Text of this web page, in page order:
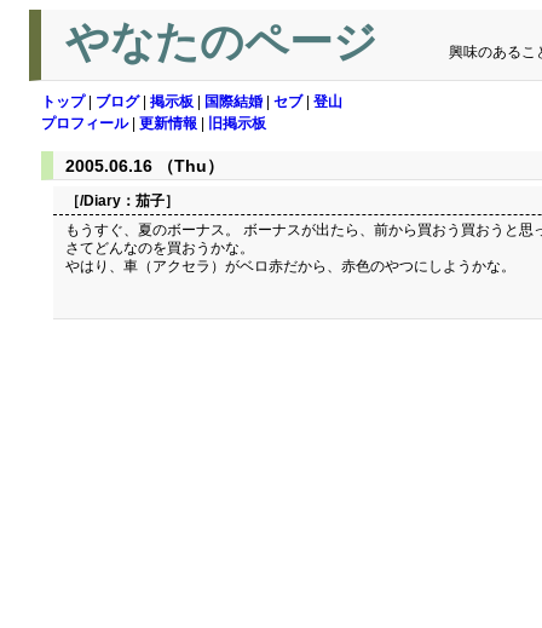
やなたのページ 興味のあるこ
トップ| ブログ| 掲示板 国際結婚 セブ| 登山
プロフィール| 更新情報 旧掲示板
2005.06.16 （Thu）
［/Diary： 茄子］
もうすぐ、夏のボーナス。 ボーナスが出たら、前から買おう買おうと
さてどんなのを買おうかな。
やはり、車（アクセラ）がベロ赤だから、赤色のやつにしようかな。